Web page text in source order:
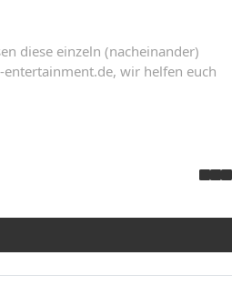
diese einzeln (nacheinander)
wir helfen euch